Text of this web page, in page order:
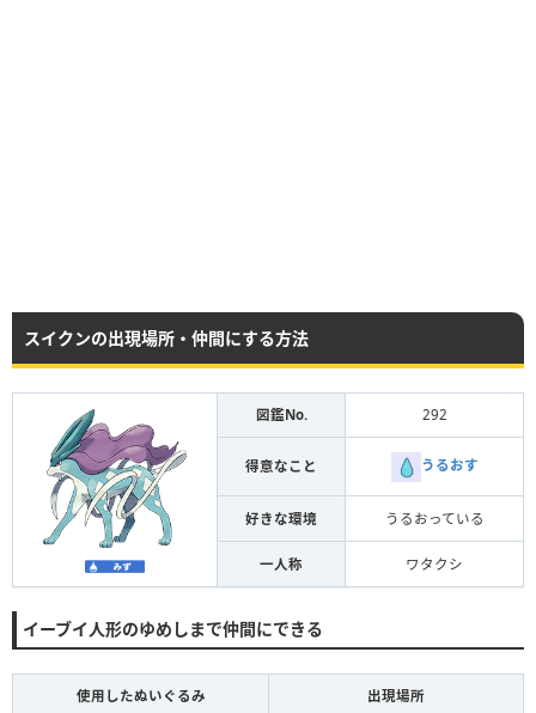
スイクンの出現場所・仲間にする方法
図鑑No. 292
得意なこと うるおす
好きな環境 うるおっている
一人称 ワタクシ
イーブイ人形のゆめしまで仲間にできる
使用したぬいぐるみ 出現場所